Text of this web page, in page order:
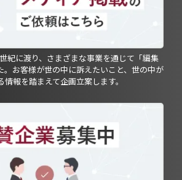
紀に渡り、さまざまな事業を通じて「編集
。お客様が世の中に訴えたいこと、世の中が
情報を踏まえて企画立案します。